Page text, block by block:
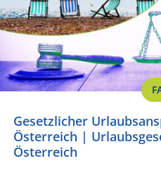
Gesetzlicher
Österreich |
Österreich